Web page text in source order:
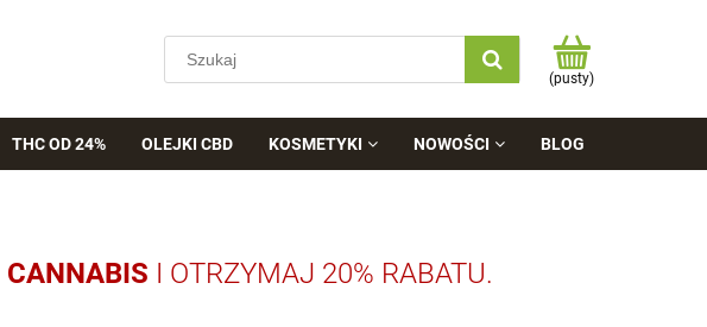
(pusty)
THC OD 24% OLEJKI CBD KOSMETYKI NOWOŚCI BLOG
CANNABIS I OTRZYMAJ 20% RABATU.